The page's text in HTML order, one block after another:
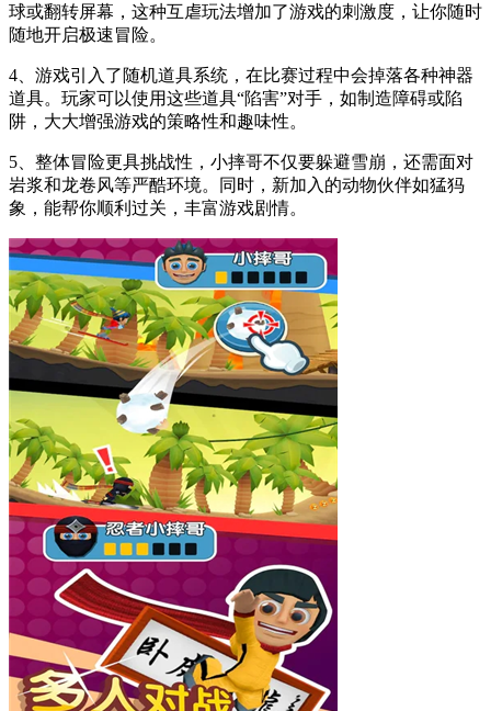
球或翻转屏幕，这种互虐玩法增加了游戏的刺激度，让你随时
随地开启极速冒险。
4、游戏引入了随机道具系统，在比赛过程中会掉落各种神器
道具。玩家可以使用这些道具“陷害”对手，如制造障碍或陷
阱，大大增强游戏的策略性和趣味性。
5、整体冒险更具挑战性，小摔哥不仅要躲避雪崩，还需面对
岩浆和龙卷风等严酷环境。同时，新加入的动物伙伴如猛犸
象，能帮你顺利过关，丰富游戏剧情。